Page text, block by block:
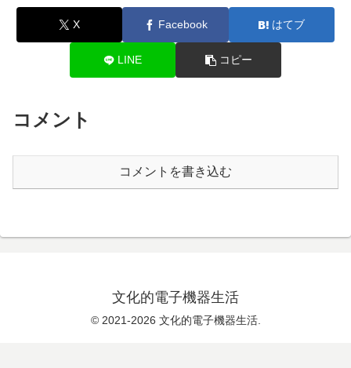
X Facebook はてブ
LINE コピー
コメント
コメントを書き込む
文化的電子機器生活
© 2021-2026 文化的電子機器生活.